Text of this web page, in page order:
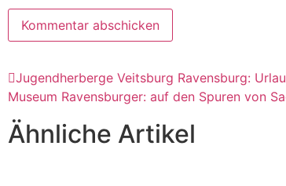
Jugendherberge Veitsburg Ravensburg:
Museum Ravensburger: auf den Spuren von
Ähnliche Artikel